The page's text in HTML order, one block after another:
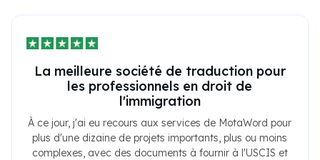
La meilleure société de traduction pour
les professionnels en droit de
l'immigration
À ce jour, j'ai eu recours aux services de MotaWord pour
plus d'une dizaine de projets importants, plus ou moins
complexes, avec des documents à fournir à l'USCIS et